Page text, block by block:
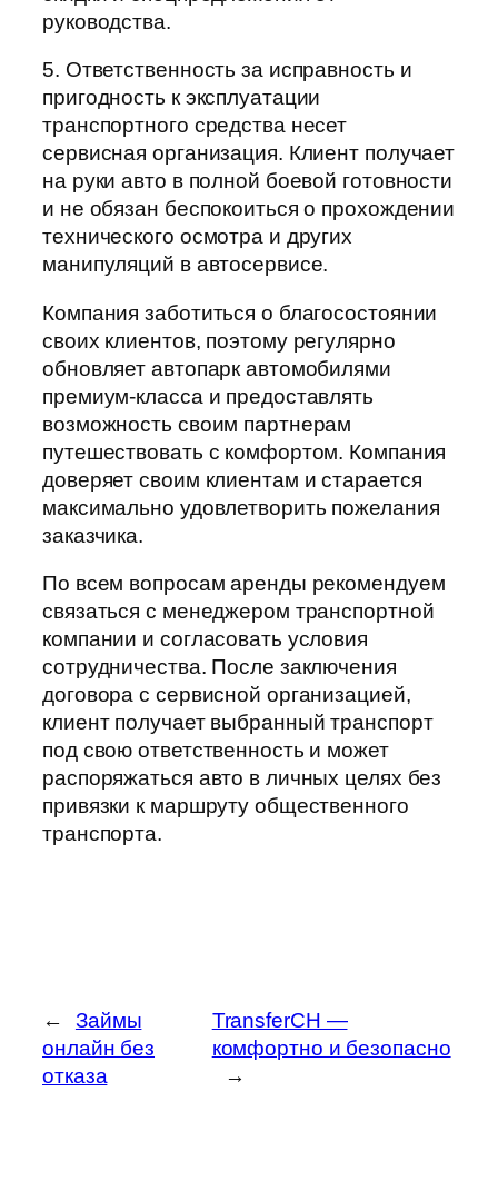
руководства.
5. Ответственность за исправность и
пригодность к эксплуатации
транспортного средства несет
сервисная организация. Клиент получает
на руки авто в полной боевой готовности
и не обязан беспокоиться о прохождении
технического осмотра и других
манипуляций в автосервисе.
Компания заботиться о благосостоянии
своих клиентов, поэтому регулярно
обновляет автопарк автомобилями
премиум-класса и предоставлять
возможность своим партнерам
путешествовать с комфортом. Компания
доверяет своим клиентам и старается
максимально удовлетворить пожелания
заказчика.
По всем вопросам аренды рекомендуем
связаться с менеджером транспортной
компании и согласовать условия
сотрудничества. После заключения
договора с сервисной организацией,
клиент получает выбранный транспорт
под свою ответственность и может
распоряжаться авто в личных целях без
привязки к маршруту общественного
транспорта.
←
Займы
онлайн без
отказа
TransferCH —
комфортно и безопасно
→